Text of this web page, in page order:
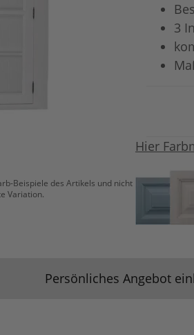
Beispiele des Artikels und nicht
Variation.
3
Hier
Persönliches Angebot